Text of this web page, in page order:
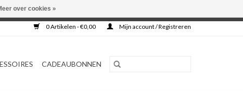
0 Artikelen - €0,00 Mijn account / Registreren
CADEAUBONNEN
over cookies »